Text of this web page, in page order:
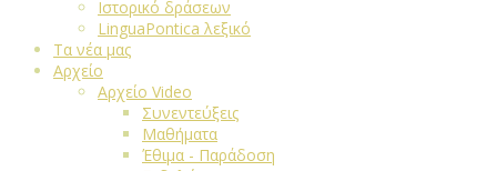
Ιστορικό δράσεων
LinguaPontica λεξικό
Τα νέα μας
Αρχείο
Αρχείο Video
Συνεντεύξεις
Μαθήματα
Έθιμα - Παράδοση